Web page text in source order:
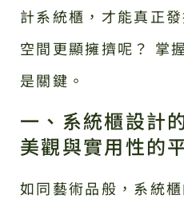
計系統櫃，才能真正
空間更顯擁擠呢？ 掌握
是關鍵。
一、系統櫃設計
美觀與實用性的
如同藝術品般，系統